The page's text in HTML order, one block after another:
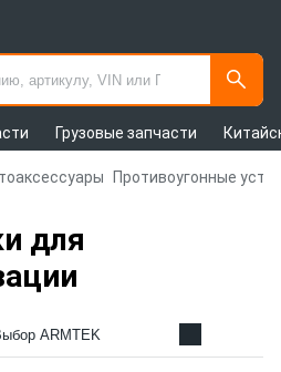
Грузовые запчасти
Противоугонные
для
ARMTEK